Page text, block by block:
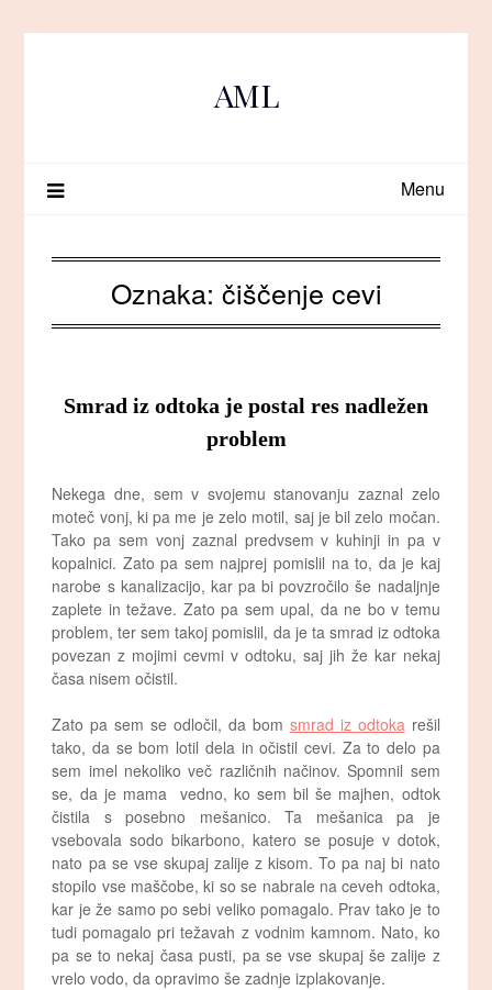
AML
Menu
Oznaka: čiščenje cevi
Smrad iz odtoka je postal res nadležen
problem
Nekega dne, sem v svojemu stanovanju zaznal zelo
moteč vonj, ki pa me je zelo motil, saj je bil zelo močan.
Tako pa sem vonj zaznal predvsem v kuhinji in pa v
kopalnici. Zato pa sem najprej pomislil na to, da je kaj
narobe s kanalizacijo, kar pa bi povzročilo še nadaljnje
zaplete in težave. Zato pa sem upal, da ne bo v temu
problem, ter sem takoj pomislil, da je ta smrad iz odtoka
povezan z mojimi cevmi v odtoku, saj jih že kar nekaj
časa nisem očistil.
Zato pa sem se odločil, da bom smrad iz odtokarešil
tako, da se bom lotil dela in očistil cevi. Za to delo pa
sem imel nekoliko več različnih načinov. Spomnil sem
se, da je mama vedno, ko sem bil še majhen, odtok
čistila s posebno mešanico. Ta mešanica pa je
vsebovala sodo bikarbono, katero se posuje v dotok,
nato pa se vse skupaj zalije z kisom. To pa naj bi nato
stopilo vse maščobe, ki so se nabrale na ceveh odtoka,
kar je že samo po sebi veliko pomagalo. Prav tako je to
tudi pomagalo pri težavah z vodnim kamnom. Nato, ko
pa se to nekaj časa pusti, pa se vse skupaj še zalije z
vrelo vodo, da opravimo še zadnje izplakovanje.